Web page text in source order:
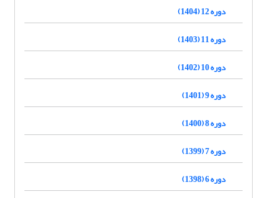
دوره 12 (1404)
دوره 11 (1403)
دوره 10 (1402)
دوره 9 (1401)
دوره 8 (1400)
دوره 7 (1399)
دوره 6 (1398)